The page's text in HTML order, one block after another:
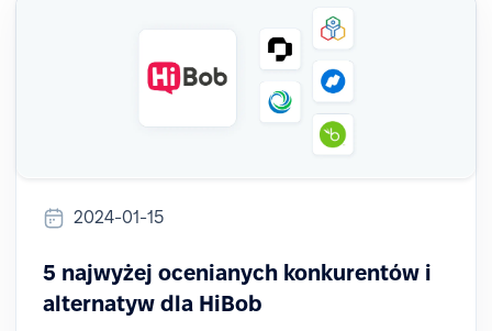
2024-01-15
5 najwyżej ocenianych konkurentów i
alternatyw dla HiBob